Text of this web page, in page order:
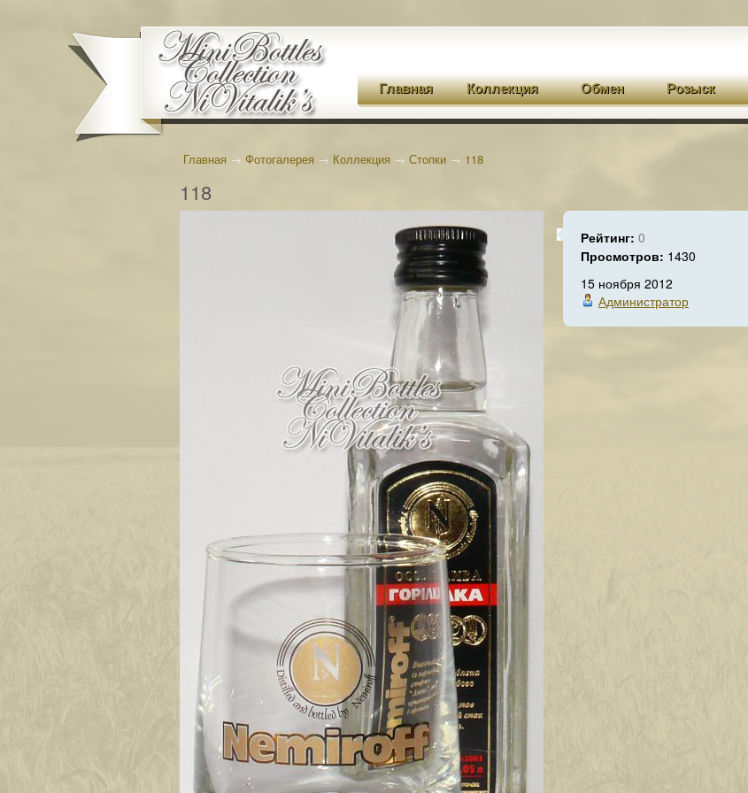
Главная Коллекция Обмен Розыск
Главная → Фотогалерея → Коллекция → Стопки → 118
118
Рейтинг: 0
Просмотров: 1430
15 ноября 2012
Администратор